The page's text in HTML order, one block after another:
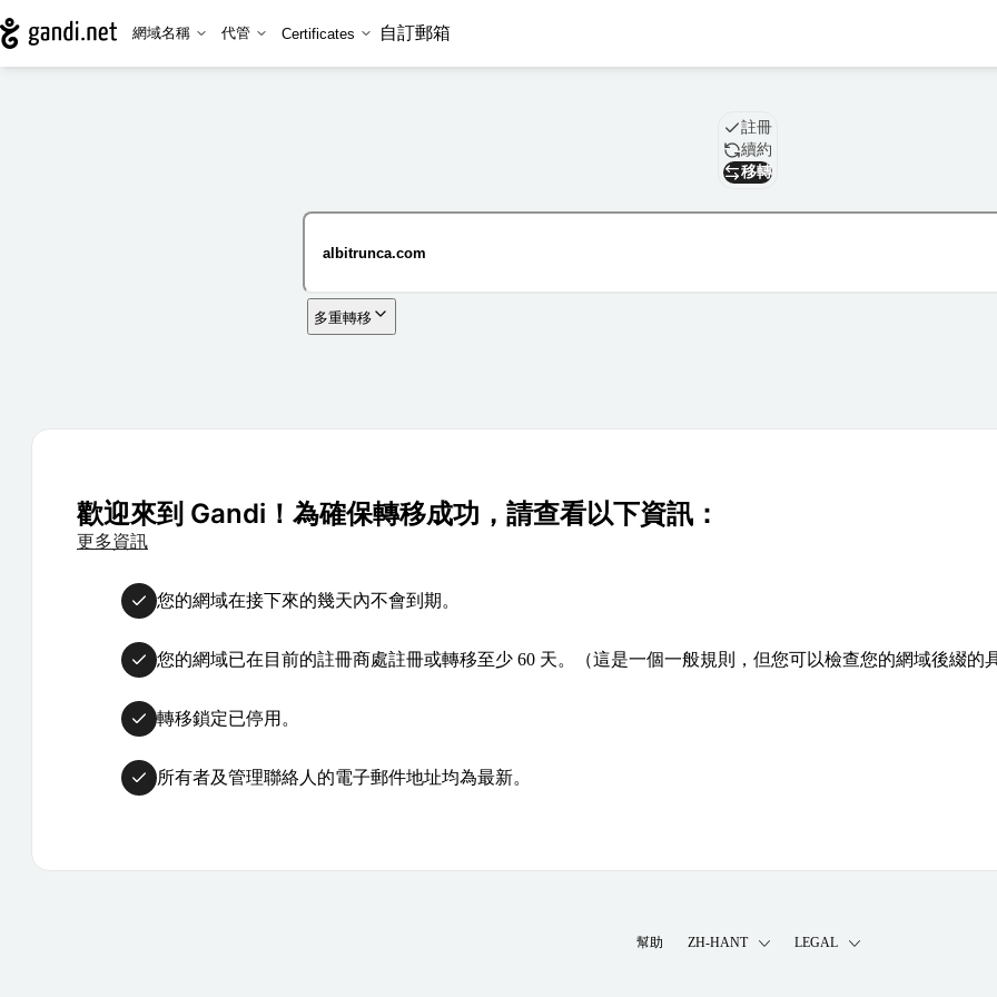
網域名稱 代管 Certificates 自訂郵箱
域名註冊
續約
移轉
多重轉移
歡迎來到 Gandi！為確保轉移成功，請查看以下資訊：
更多資訊
您的網域在接下來的幾天內不會到期。
您的網域已在目前的註冊商處註冊或轉移至少 60 天。（這是一個一般規則，但您可以檢查您的網域後綴的
轉移鎖定已停用。
所有者及管理聯絡人的電子郵件地址均為最新。
幫助 ZH-HANT LEGAL